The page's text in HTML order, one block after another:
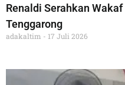
Renaldi Serahkan
Tenggarong
adakaltim 17 Juli 2026